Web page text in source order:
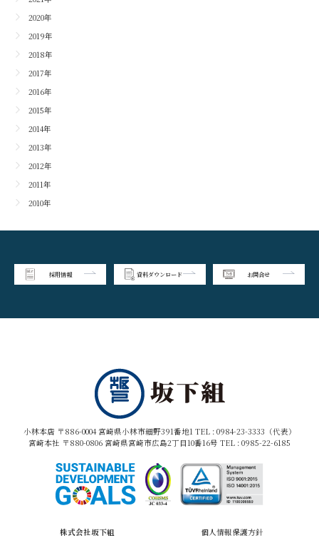
2020年
2019年
2018年
2017年
2016年
2015年
2014年
2013年
2012年
2011年
2010年
採用情報 資料ダウンロード お問合せ
小林本店 〒886-0004 宮崎県小林市細野391番地1 TEL : 0984-23-3333（代表）
宮崎本社 〒880-0806 宮崎県宮崎市広島2丁目10番16号 TEL : 0985-22-6185
株式会社坂下組 個人情報保護方針